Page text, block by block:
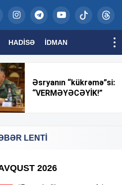
HADISƏ İDMAN
Əsryanın “kükrəmə”si:
“VERMƏYƏCƏYİK!”
LENTİ
2026